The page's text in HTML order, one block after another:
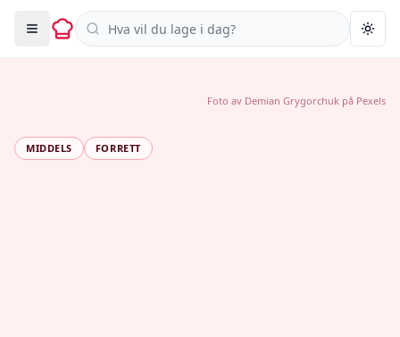
Søk i oppskrifter
MIDDELS FORRETT
Foto av Demian Grygorchuk på Pexels